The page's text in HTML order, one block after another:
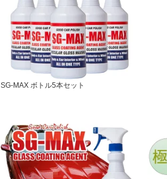
SG-MAX ボトル5本セット